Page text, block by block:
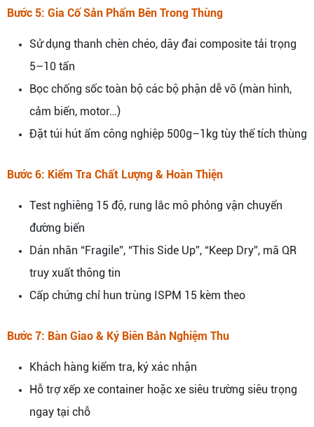
Bước 5: Gia Cố Sản Phẩm Bên Trong Thùng
Sử dụng thanh chèn chéo, dây đai composite tải trọng
5–10 tấn
Bọc chống sốc toàn bộ các bộ phận dễ vỡ (màn hình,
cảm biến, motor…)
Đặt túi hút ẩm công nghiệp 500g–1kg tùy thể tích thùng
Bước 6: Kiểm Tra Chất Lượng & Hoàn Thiện
Test nghiêng 15 độ, rung lắc mô phỏng vận chuyển
đường biển
Dán nhãn “Fragile”, “This Side Up”, “Keep Dry”, mã QR
truy xuất thông tin
Cấp chứng chỉ hun trùng ISPM 15 kèm theo
Bước 7: Bàn Giao & Ký Biên Bản Nghiệm Thu
Khách hàng kiểm tra, ký xác nhận
Hỗ trợ xếp xe container hoặc xe siêu trường siêu trọng
ngay tại chỗ